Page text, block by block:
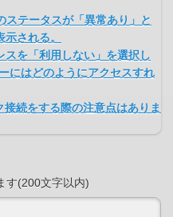
ステータスが「異常あり」と
される。
を「利用しない」を選択し
にはどのようにアクセスすれ
続をする際の注意点はありま
す(200文字以内)